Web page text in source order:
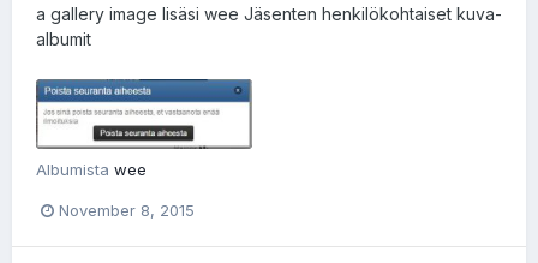
a gallery image lisäsi wee Jäsenten henkilökohtaiset kuva-
albumit
Albumista wee
November 8, 2015